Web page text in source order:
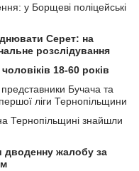
у Борщеві поліцейські
Серет: на
розслідування
18-60 років
Бучача та
ліги Тернопільщини
Тернопільщині знайшли
дводенну жалобу за